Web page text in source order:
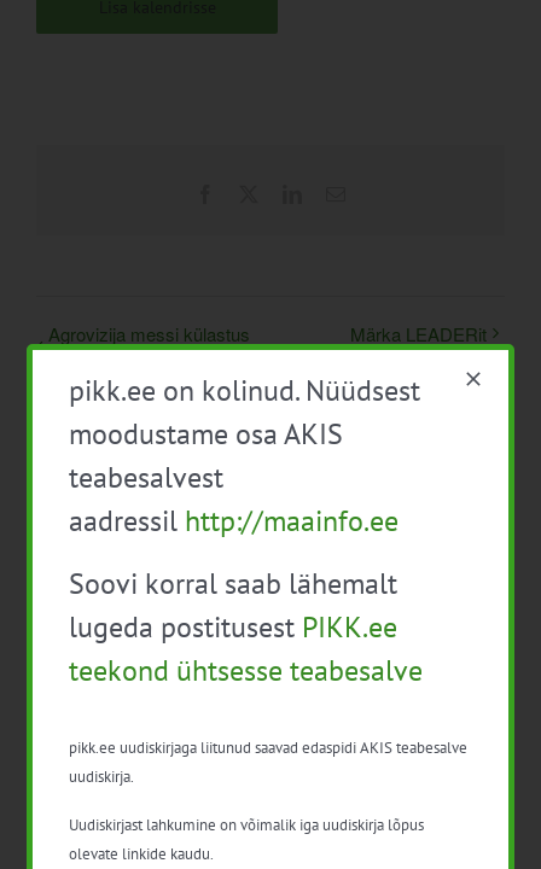
Agrovizija messi külastus Märka LEADERit
Detailid
Kuupäev:
Aeg:
09:00 - 18:00
Series:
Nõustamismetoodika koolitus
pikk.ee on kolinud. Nüüdsest
moodustame osa AKIS
teabesalvest
aadressil http://maainfo.ee
Soovi korral saab lähemalt
lugeda postitusest PIKK.ee
teekond ühtsesse teabesalve
pikk.ee uudiskirjaga liitunud saavad edaspidi AKIS teabesalve
uudiskirja.
Uudiskirjast lahkumine on võimalik iga uudiskirja lõpus
olevate linkide kaudu.